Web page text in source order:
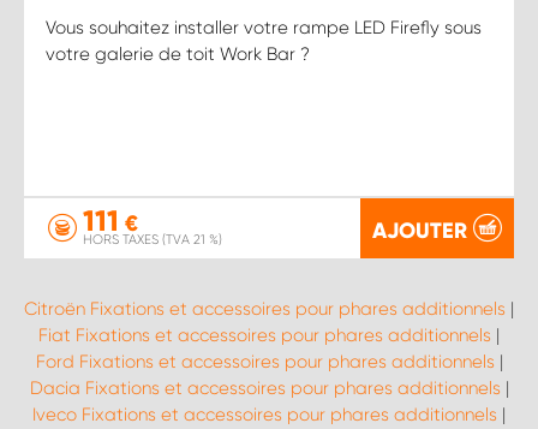
Vous souhaitez installer votre rampe LED Firefly sous
votre galerie de toit Work Bar ?
111 €
HORS TAXES (TVA 21 %) AJOUTER
Citroën Fixations et accessoires pour phares additionnels |
Fiat Fixations et accessoires pour phares additionnels |
Ford Fixations et accessoires pour phares additionnels |
Dacia Fixations et accessoires pour phares additionnels |
Iveco Fixations et accessoires pour phares additionnels |